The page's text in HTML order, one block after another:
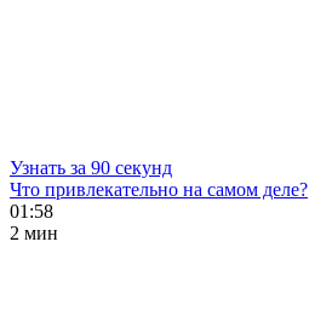
Узнать за 90 секунд
Что привлекательно на самом деле?
01:58
2 мин